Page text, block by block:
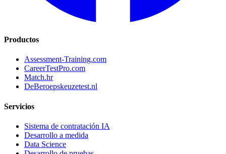
Productos
Assessment-Training.com
CareerTestPro.com
Match.hr
DeBeroepskeuzetest.nl
Servicios
Sistema de contratación IA
Desarrollo a medida
Data Science